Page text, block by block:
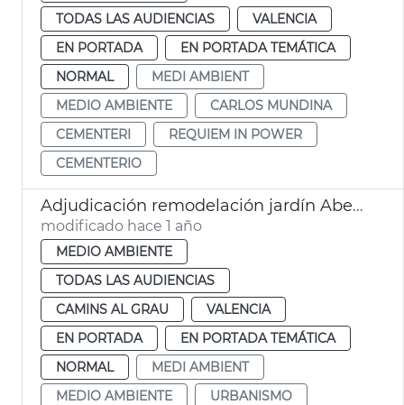
TODAS LAS AUDIENCIAS
VALENCIA
EN PORTADA
EN PORTADA TEMÁTICA
NORMAL
MEDI AMBIENT
MEDIO AMBIENTE
CARLOS MUNDINA
CEMENTERI
REQUIEM IN POWER
CEMENTERIO
Adjudicación remodelación jardín Aben al-Abbar
modificado hace 1 año
MEDIO AMBIENTE
TODAS LAS AUDIENCIAS
CAMINS AL GRAU
VALENCIA
EN PORTADA
EN PORTADA TEMÁTICA
NORMAL
MEDI AMBIENT
MEDIO AMBIENTE
URBANISMO